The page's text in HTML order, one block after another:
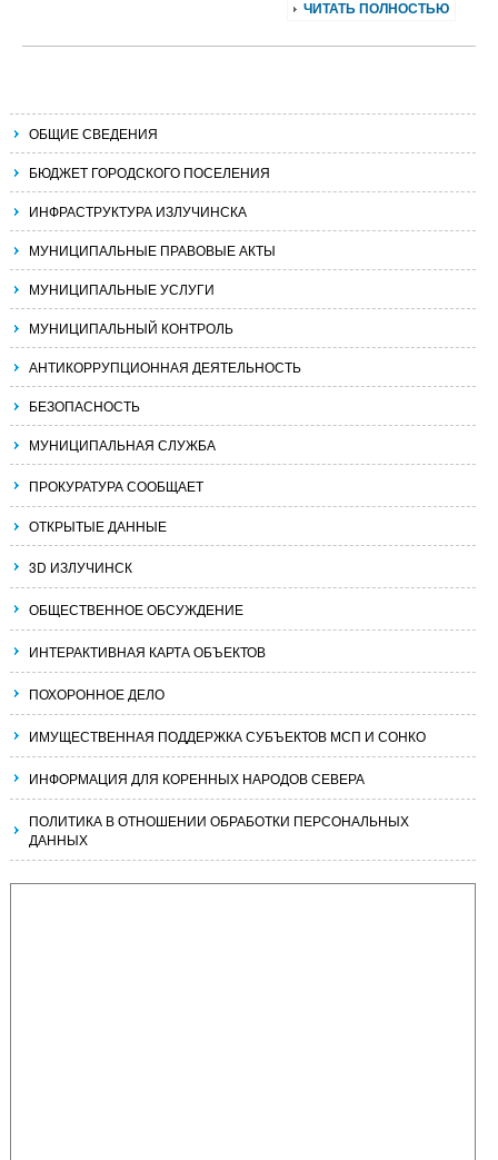
ЧИТАТЬ ПОЛНОСТЬЮ
ОБЩИЕ СВЕДЕНИЯ
БЮДЖЕТ ГОРОДСКОГО ПОСЕЛЕНИЯ
ИНФРАСТРУКТУРА ИЗЛУЧИНСКА
МУНИЦИПАЛЬНЫЕ ПРАВОВЫЕ АКТЫ
МУНИЦИПАЛЬНЫЕ УСЛУГИ
МУНИЦИПАЛЬНЫЙ КОНТРОЛЬ
АНТИКОРРУПЦИОННАЯ ДЕЯТЕЛЬНОСТЬ
БЕЗОПАСНОСТЬ
МУНИЦИПАЛЬНАЯ СЛУЖБА
ПРОКУРАТУРА СООБЩАЕТ
ОТКРЫТЫЕ ДАННЫЕ
3D ИЗЛУЧИНСК
ОБЩЕСТВЕННОЕ ОБСУЖДЕНИЕ
ИНТЕРАКТИВНАЯ КАРТА ОБЪЕКТОВ
ПОХОРОННОЕ ДЕЛО
ИМУЩЕСТВЕННАЯ ПОДДЕРЖКА СУБЪЕКТОВ МСП И СОНКО
ИНФОРМАЦИЯ ДЛЯ КОРЕННЫХ НАРОДОВ СЕВЕРА
ПОЛИТИКА В ОТНОШЕНИИ ОБРАБОТКИ ПЕРСОНАЛЬНЫХ
ДАННЫХ